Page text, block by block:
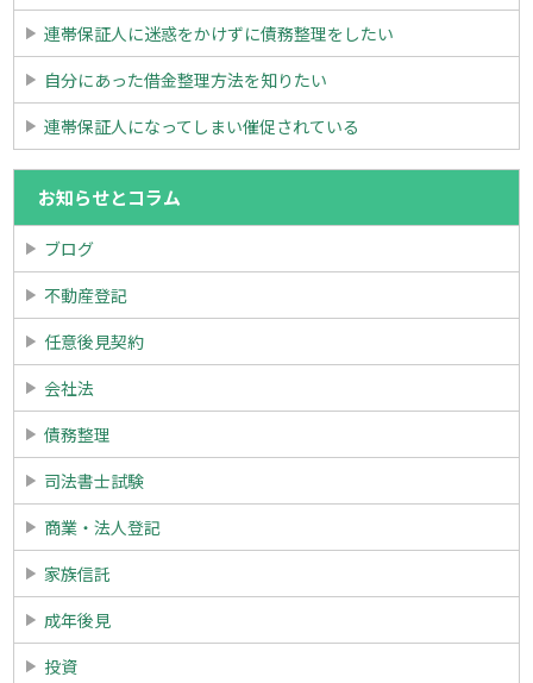
連帯保証人に迷惑をかけずに債務整理をしたい
自分にあった借金整理方法を知りたい
連帯保証人になってしまい催促されている
お知らせとコラム
ブログ
不動産登記
任意後見契約
会社法
債務整理
司法書士試験
商業・法人登記
家族信託
成年後見
投資